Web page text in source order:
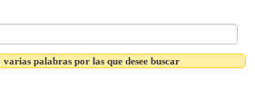
varias palabras por las que desee buscar